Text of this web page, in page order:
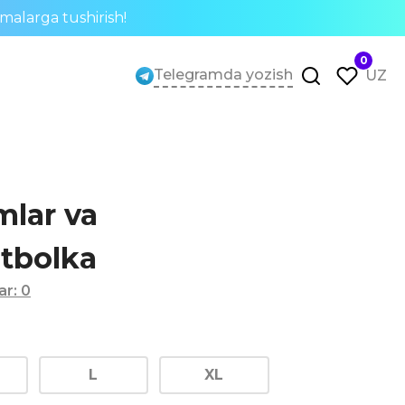
tushirish!
Telegramda yozish
0
UZ
va
: 0
L XL